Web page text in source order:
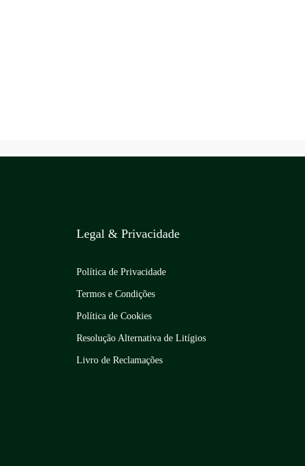
Legal & Privacidade
Política de Privacidade
Termos e Condições
Política de Cookies
Resolução Alternativa de Litígios
Livro de Reclamações